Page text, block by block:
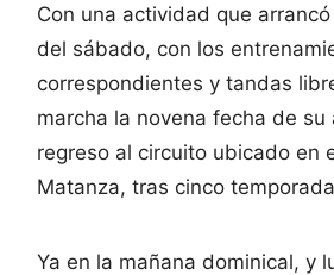
Con una actividad que
del sábado, con los
correspondientes y tandas
marcha la novena fecha de su
regreso al circuito ubicado en
Matanza, tras cinco
Ya en la mañana dominical, y